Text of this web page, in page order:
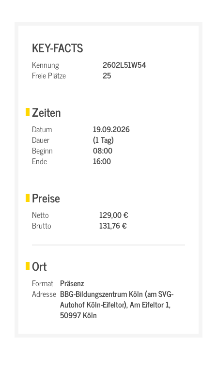
KEY-FACTS
Kennung
2602L51W54
Freie Plätze
25
Zeiten
Datum
19.09.2026
Dauer
(1 Tag)
Beginn
08:00
Ende
16:00
Preise
Netto
129,00 €
Brutto
131,76 €
Ort
Format Präsenz
Adresse BBG-Bildungszentrum Köln (am SVG-
Autohof Köln-Eifeltor),Am Eifeltor 1,
50997 Köln